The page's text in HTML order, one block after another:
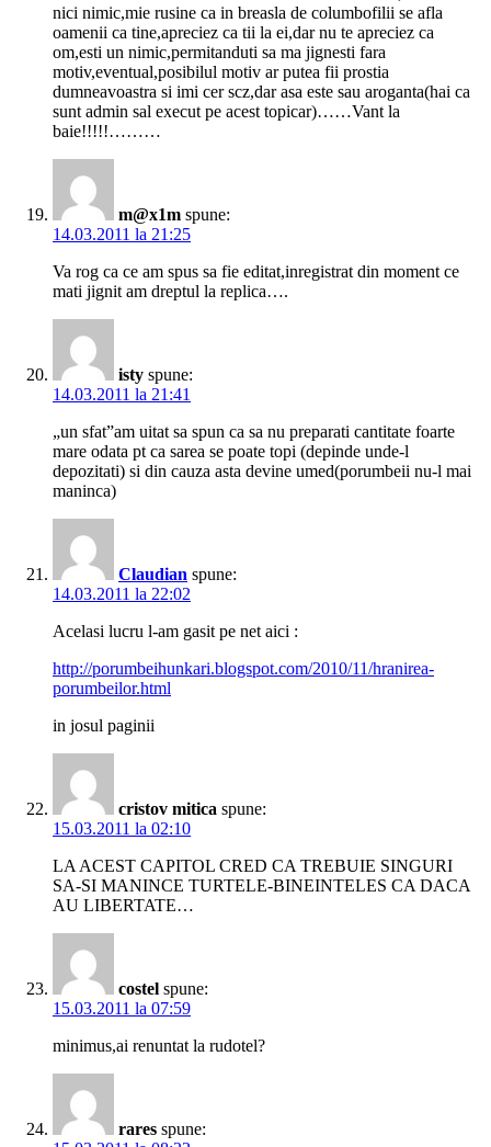
nici nimic,mie rusine ca in breasla de columbofilii se afla
oamenii ca tine,apreciez ca tii la ei,dar nu te apreciez ca
om,esti un nimic,permitanduti sa ma jignesti fara
motiv,eventual,posibilul motiv ar putea fii prostia
dumneavoastra si imi cer scz,dar asa este sau aroganta(hai ca
sunt admin sal execut pe acest topicar)……Vant la
baie!!!!!………
m@x1m spune:
14.03.2011 la 21:25
Va rog ca ce am spus sa fie editat,inregistrat din moment ce
mati jignit am dreptul la replica….
isty spune:
14.03.2011 la 21:41
„un sfat”am uitat sa spun ca sa nu preparati cantitate foarte
mare odata pt ca sarea se poate topi (depinde unde-l
depozitati) si din cauza asta devine umed(porumbeii nu-l mai
maninca)
Claudian spune:
14.03.2011 la 22:02
Acelasi lucru l-am gasit pe net aici :
http://porumbeihunkari.blogspot.com/2010/11/hranirea-
porumbeilor.html
in josul paginii
cristov mitica spune:
15.03.2011 la 02:10
LA ACEST CAPITOL CRED CA TREBUIE SINGURI
SA-SI MANINCE TURTELE-BINEINTELES CA DACA
AU LIBERTATE…
costel spune:
15.03.2011 la 07:59
minimus,ai renuntat la rudotel?
rares spune: